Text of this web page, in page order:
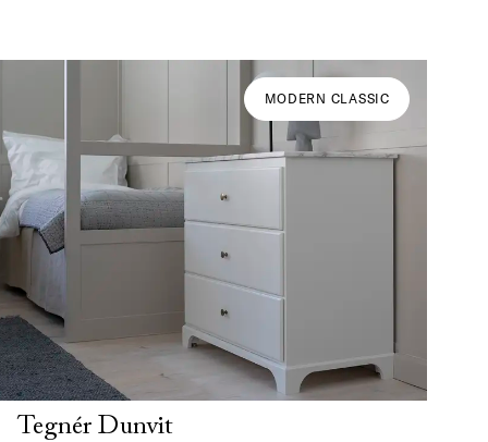
MODERN CLASSIC
Tegnér Dunvit